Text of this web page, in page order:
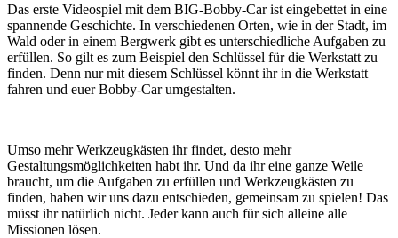
Das erste Videospiel mit dem BIG-Bobby-Car ist eingebettet in eine
spannende Geschichte. In verschiedenen Orten, wie in der Stadt, im
Wald oder in einem Bergwerk gibt es unterschiedliche Aufgaben zu
erfüllen. So gilt es zum Beispiel den Schlüssel für die Werkstatt zu
finden. Denn nur mit diesem Schlüssel könnt ihr in die Werkstatt
fahren und euer Bobby-Car umgestalten.
Umso mehr Werkzeugkästen ihr findet, desto mehr
Gestaltungsmöglichkeiten habt ihr. Und da ihr eine ganze Weile
braucht, um die Aufgaben zu erfüllen und Werkzeugkästen zu
finden, haben wir uns dazu entschieden, gemeinsam zu spielen! Das
müsst ihr natürlich nicht. Jeder kann auch für sich alleine alle
Missionen lösen.